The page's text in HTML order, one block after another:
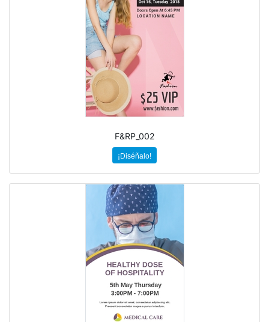
F&RP_002
¡Diséñalo!